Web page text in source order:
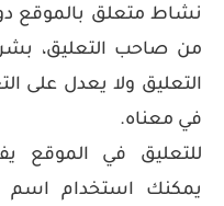
نشاط متعلق بالموقع
من صاحب التعليق،
التعليق ولا يعدل على
في معناه.
للتعليق في
يمكنك استخدام اسم